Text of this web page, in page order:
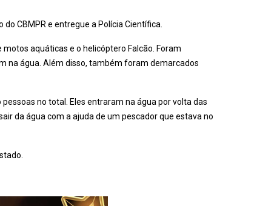
CBMPR e entregue a Polícia Científica.
aquáticas e o helicóptero Falcão. Foram
na água. Além disso, também foram demarcados
no total. Eles entraram na água por volta das
da água com a ajuda de um pescador que estava no